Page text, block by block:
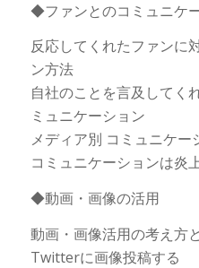
◆ファンとのコミュニケ
反応してくれたファンに
ン方法
自社のことを言及してく
ミュニケーション
メディア別 コミュニケー
コミュニケーションは炎
◆動画・画像の活用
動画・画像活用の考え方
Twitterに画像投稿する